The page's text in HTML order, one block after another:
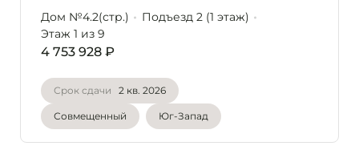
Дом №4.2(стр.)
Подъезд 2 (1 этаж)
Этаж 1 из 9
4 753 928 ₽
Срок сдачи 2 кв. 2026
Совмещенный Юг-Запад